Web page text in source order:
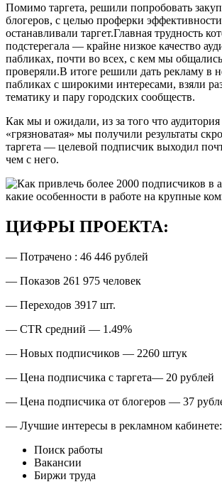
Помимо таргета, решили попробовать
блогеров, с целью проферки
останавливали таргет.Главная трудность
подстерегала — крайне низкое качество
пабликах, почти во всех, с кем мы
проверяли.В итоге решили дать рекламу в
пабликах с широкими интересами, взяли
тематику и пару городских сообществ.
Как мы и ожидали, из за того что
«грязноватая» мы получили результаты
таргета — целевой подписчик выходил
чем с него.
ЦИФРЫ ПРОЕКТА:
— Потрачено : 46 446 рублей
— Показов 261 975 человек
— Переходов 3917 шт.
— CTR средний — 1.49%
— Новых подписчиков — 2260 штук
— Цена подписчика с таргета— 20 рублей
— Цена подписчика от блогеров — 37
— Лучшие интересы в рекламном кабинете:
Поиск работы
Вакансии
Биржи труда